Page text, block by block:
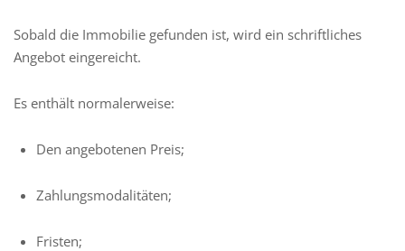
Sobald die Immobilie gefunden ist, wird ein schriftliches
Angebot eingereicht.
Es enthält normalerweise:
Den angebotenen Preis;
Zahlungsmodalitäten;
Fristen;